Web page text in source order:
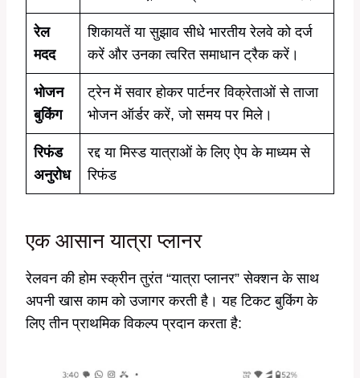
रेल
मदद
शिकायतें या सुझाव सीधे भारतीय रेलवे को दर्ज
करें और उनका त्वरित समाधान ट्रैक करें।
भोजन
बुकिंग
ट्रेन में सवार होकर पार्टनर विक्रेताओं से ताजा
भोजन ऑर्डर करें, जो समय पर मिले।
रिफंड
अनुरोध
रद्द या मिस्ड यात्राओं के लिए ऐप के माध्यम से
रिफंड
एक आसान यात्रा प्लानर
रेलवन की होम स्क्रीन तुरंत “यात्रा प्लानर” सेक्शन के साथ
अपनी खास काम को उजागर करती है। यह टिकट बुकिंग के
लिए तीन प्राथमिक विकल्प प्रदान करता है: